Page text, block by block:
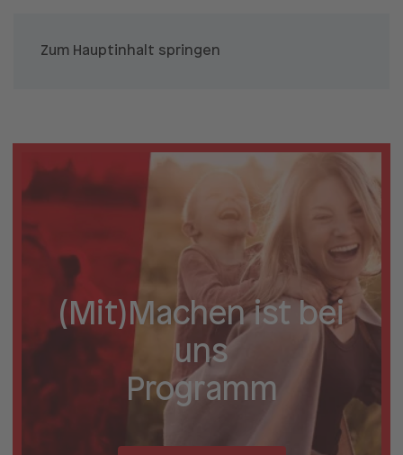
Zum Hauptinhalt springen
(Mit)Machen ist bei
uns
Programm